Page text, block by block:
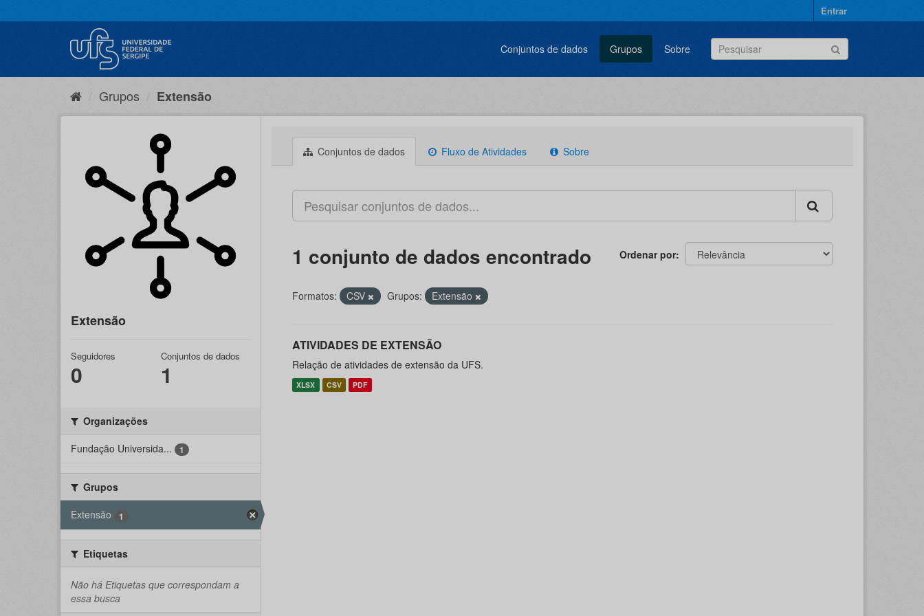
para
Entrar
Conjuntos de dados Grupos Sobre
Grupos Extensão
Extensão
Seguidores
0
Conjuntos de dados
1
Organizações
Fundação Universida...
1
Grupos
Extensão
1
Etiquetas
Não há Etiquetas que correspondam a
essa busca
Conjuntos de dados Fluxo de Atividades Sobre
Ordenar por
1 conjunto de dados encontrado
Formatos: CSV Grupos: Extensão
ATIVIDADES DE EXTENSÃO
Relação de atividades de extensão da UFS.
XLSX CSV PDF